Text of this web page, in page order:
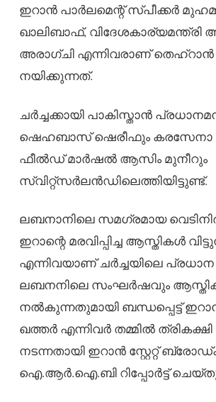
ഇറാൻ പാർലമെന്റ് സ്പീക്കർ
ഖാലിബാഫ്, വിദേശകാര്യമന്ത്രി
അരാഗ്ചി എന്നിവരാണ്
നയിക്കുന്നത്.
ചർച്ചക്കായി പാകിസ്താൻ
ഷെഹബാസ് ഷെരീഫും കരസേനാ
ഫീൽഡ് മാർഷൽ ആസിം മുനീറും
സ്വിറ്റ്സർലൻഡിലെത്തിയിട്ടുണ്ട്.
ലബനാനിലെ സമഗ്രമായ
ഇറാന്റെ മരവിപ്പിച്ച ആസ്തികൾ
എന്നിവയാണ് ചർച്ചയിലെ
ലബനനിലെ സംഘർഷവും
നൽകുന്നതുമായി ബന്ധപ്പെട്ട്
ഖത്തർ എന്നിവർ തമ്മിൽ
നടന്നതായി ഇറാൻ സ്റ്റേറ്റ്
ഐ.ആർ.ഐ.ബി റിപ്പോർട്ട്